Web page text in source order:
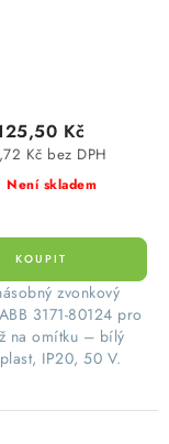
Není skladem
Kč bez DPH
Kč
zvonkový
3171-80124 pro
na omítku – bílý
IP20, 50 V.